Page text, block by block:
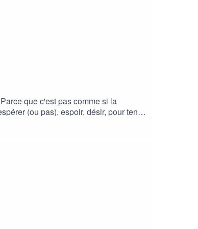
que c'est pas comme si la
(ou pas), espoir, désir, pour tenir